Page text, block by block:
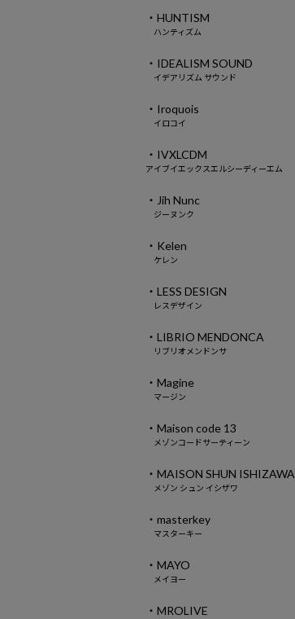
・HUNTISM
ハンティズム
・IDEALISM SOUND
イデアリズム サウンド
・Iroquois
イロコイ
・IVXLCDM
アイブイエックスエルシーディーエム
・Jih Nunc
ジーヌンク
・Kelen
ケレン
・LESS DESIGN
レスデザイン
・LIBRIO MENDONCA
リブリオメンドンサ
・Magine
マージン
・Maison code 13
メゾンコードサーティーン
・MAISON SHUN ISHIZAWA
メゾン シュン イシザワ
・masterkey
マスターキー
・MAYO
メイヨー
・MROLIVE